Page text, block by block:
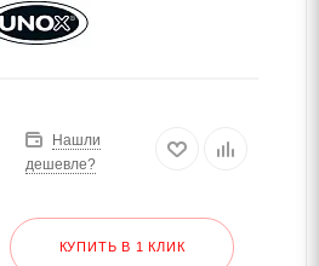
Нашли
дешевле?
КУПИТЬ В 1 КЛИК